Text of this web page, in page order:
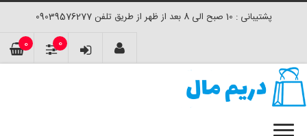
پشتیبانی : 10 صبح الی 8 بعد از ظهر از طریق تلفن 09039576277
0 0